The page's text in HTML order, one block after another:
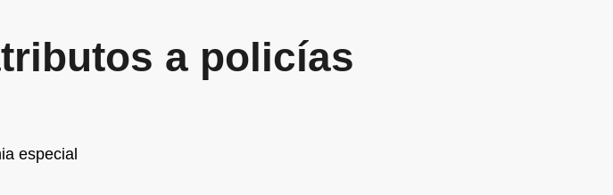
a policías
especial